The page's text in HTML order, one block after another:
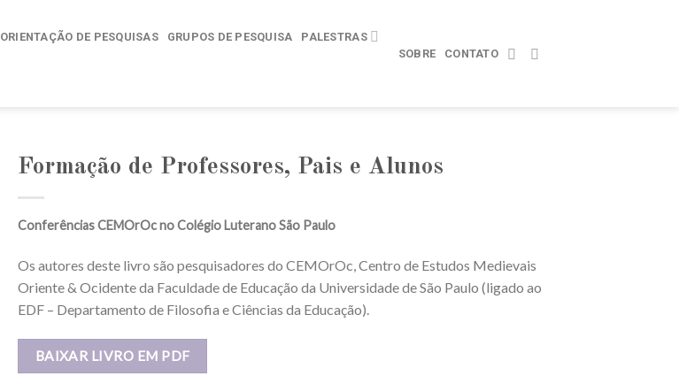
ORIENTAÇÃO DE PESQUISAS GRUPOS DE PESQUISA
PALESTRAS
SOBRE
CONTATO
Formação de Professores, Pais e Alunos
Conferências CEMOrOc no Colégio Luterano São Paulo
Os autores deste livro são pesquisadores do CEMOrOc, Centro de Estudos Medievais
Oriente & Ocidente da Faculdade de Educação da Universidade de São Paulo (ligado ao
EDF – Departamento de Filosofia e Ciências da Educação).
BAIXAR LIVRO EM PDF